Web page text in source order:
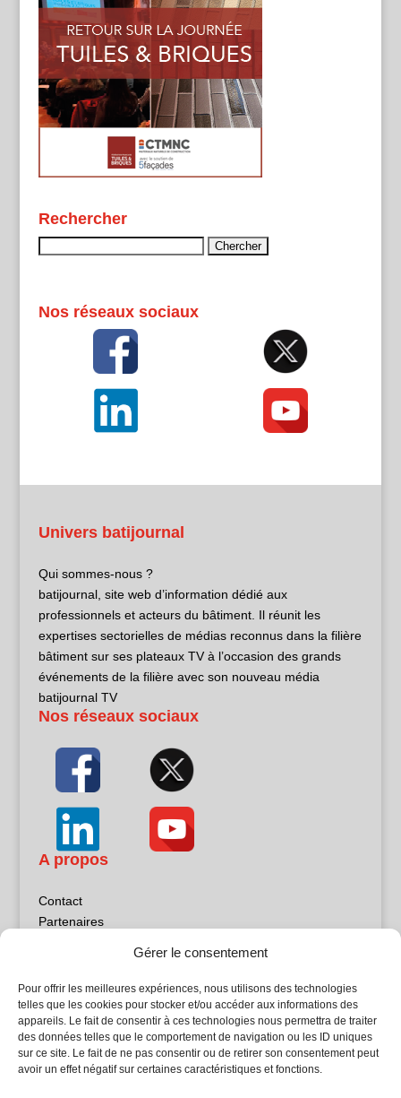
Gérer le consentement
Pour offrir les meilleures expériences, nous utilisons des technologies
telles que les cookies pour stocker et/ou accéder aux informations des
appareils. Le fait de consentir à ces technologies nous permettra de traiter
des données telles que le comportement de navigation ou les ID uniques
sur ce site. Le fait de ne pas consentir ou de retirer son consentement peut
avoir un effet négatif sur certaines caractéristiques et fonctions.
Rechercher
Nos réseaux sociaux
Univers batijournal
Qui sommes-nous ?
batijournal, site web d’information dédié aux
professionnels et acteurs du bâtiment. Il réunit les
expertises sectorielles de médias reconnus dans la filière
bâtiment sur ses plateaux TV à l’occasion des grands
événements de la filière avec son nouveau média
batijournal TV
Nos réseaux sociaux
A propos
Contact
Partenaires
Politique de confidentialité
Sites partenaires
5Façades
Atrium Patrimoine